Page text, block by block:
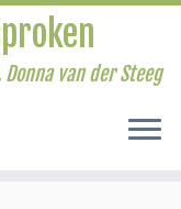
van der Steeg